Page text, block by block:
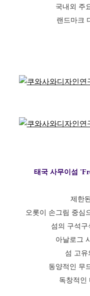
국내외 주
랜드마크
태국 사무이섬
제한
오롯이 손그림 중심
섬의 구석
아날로그
섬 고유
동양적인 무
독창적인